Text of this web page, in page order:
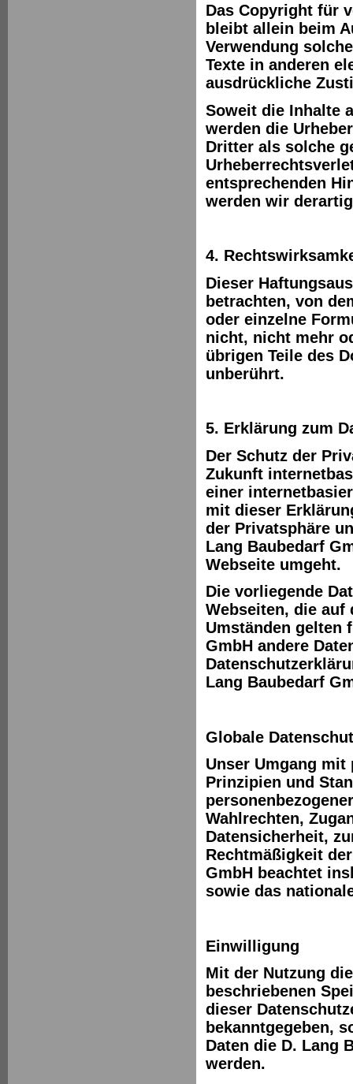
Das Copyright für
bleibt allein beim
Verwendung
Texte in anderen
ausdrückliche
Soweit die Inhalte
werden die
Dritter als solche
entsprechenden
werden wir
4.
Dieser
betrachten, von
oder einzelne
nicht, nicht mehr
übrigen Teile des
unberührt.
5. Erklärung zum
Der Schutz der
Zukunft
einer
mit dieser
der Privatsphäre
Lang Baubedarf
Webseite umgeht.
Die vorliegende
Webseiten, die auf
Umständen gelten
GmbH andere
Lang Baubedarf
Globale
Unser Umgang mit
Prinzipien und
Wahlrechten,
Datensicherheit,
Rechtmäßigkeit
GmbH beachtet
sowie das
Einwilligung
Mit der Nutzung
beschriebenen
dieser
bekanntgegeben,
Daten die D. Lang
werden.